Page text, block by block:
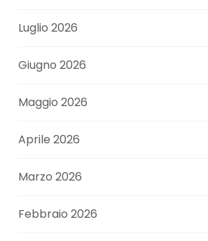
Luglio 2026
Giugno 2026
Maggio 2026
Aprile 2026
Marzo 2026
Febbraio 2026